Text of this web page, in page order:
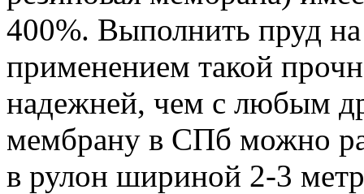
400%. Выполнить пруд
применением такой
надежней, чем с любым
мембрану в СПб можно
в рулон шириной 2-3